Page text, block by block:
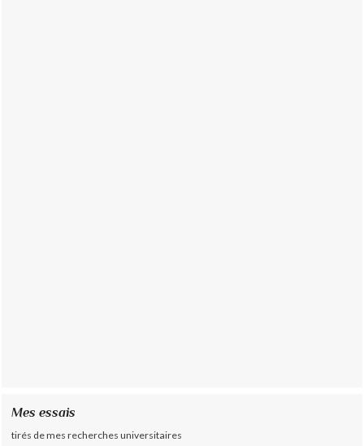
Mes essais
tirés de mes recherches universitaires